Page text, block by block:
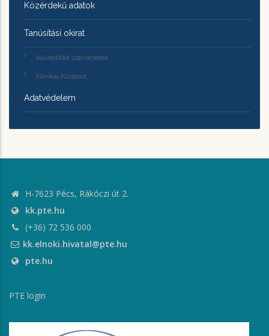
Közérdekű adatok
Tanúsítási okirat
Akkreditált szervezetek
Klinikai Központ
Adatvédelem
H-7623 Pécs, Rákóczi út 2.
kk.pte.hu
(+36) 72 536 000
kk.elnoki.hivatal@pte.hu
pte.hu
PTE login